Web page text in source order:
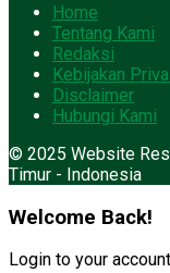
Home
Tentang Kami
Redaksi
Kebijakan
Disclaimer
Hubungi Kami
© 2025 Website
Timur - Indonesia
Welcome Back!
Login to your